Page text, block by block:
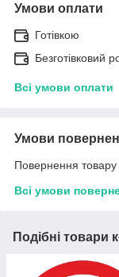
Умови оплати
Готівкою
Безготівковий
Всі умови оплати
Умови
Повернення
Всі умови
Подібні товари